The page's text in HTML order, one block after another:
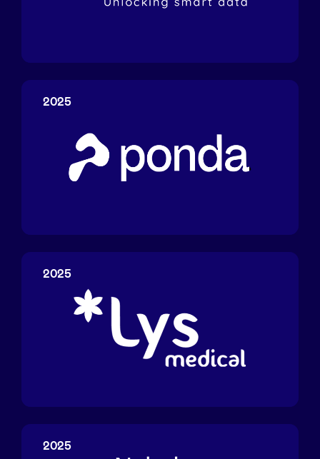
LinkedIn
Effitrax
Ponda
2025
Lys
Medical
2025
2025